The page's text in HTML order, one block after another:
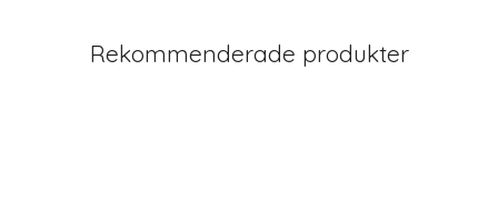
Rekommenderade produkter